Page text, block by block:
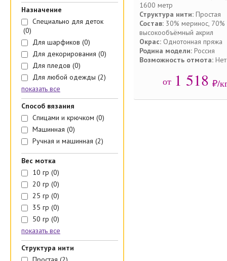
Назначение
Специально для деток
(0)
Для шарфиков (0)
Для декорирования (0)
Для пледов (0)
Для любой одежды (2)
показать все
Способ вязания
Спицами и крючком (0)
Машинная (0)
Ручная и машинная (2)
Вес мотка
10 гр (0)
20 гр (0)
25 гр (0)
35 гр (0)
50 гр (0)
показать все
Структура нити
1600 метр
Структура нити: Простая
Состав: 30% меринос, 70%
высокообъёмный акрил
Окрас: Однотонная пряжа
Родина модели: Россия
Возможность отмота: Нет
от 1 518 ₽/